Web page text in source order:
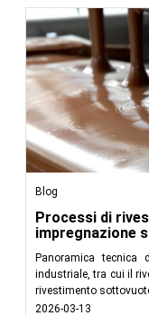
Blog
Processi di
impregnazione
Panoramica tecnica
industriale, tra cui il
rivestimento
2026-03-13